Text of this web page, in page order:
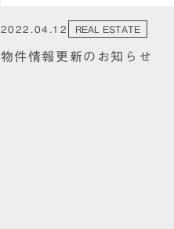
2022.04.12 REAL ESTATE
物件情報更新のお知らせ